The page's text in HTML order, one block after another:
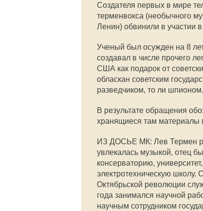
Создателя первых в мире
терменвокса (необычного
Ленин) обвинили в участии
Ученый был осужден на 8
создавал в числе прочего
США как подарок от
обласкан советским
разведчиком, то ли
В результате обращения
хранящиеся там материалы
ИЗ ДОСЬЕ МК: Лев Термен
увлекалась музыкой, отец
консерваторию,
электротехническую
Октябрьской революции
года занимался научной
научным сотрудником